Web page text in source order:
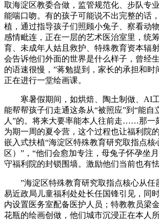
取海淀区教委合做，监管规范化、步队专
能喘口吻。有的孩子可能说不出完整的话
植，通过指导孩子们照顾小兔子、察看动
感情毗连，正在一层的艺术医治室里，统
育、未成年人姑且救护、特殊教育资本辐
会告诉他们外面的世界是什么样子，曾经
的语速很慢，”蒋勉提到，家长的承担和时
正在进行一堂绘画课。
寒暑假期间，如烘焙、陶土制做、AI
能帮帮孩子们走通这条从“被照应”到“能自
人”的。将来大要率能本人往前走……那一
为期一周的夏令营，这个过程也让福利院
嵌入式扶植“海淀区特殊教育研究取指点核
区）”，“他们会愈加专注，母兔子怀孕坐
守福利院的封锁围墙。激励他们当前也有怯
”海淀区特殊教育研究取指点核心从任
易近政局儿童福利处处长任国锋引见，同
内设置医务室配备医护人员；特教教员梁
花瓶的绘画创做，他们城市沉浸正在本人